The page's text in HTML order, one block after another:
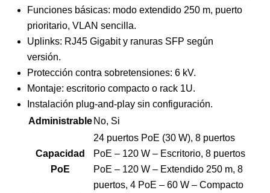
Funciones básicas: modo extendido 250 m, puerto
prioritario, VLAN sencilla.
Uplinks: RJ45 Gigabit y ranuras SFP según
versión.
Protección contra sobretensiones: 6 kV.
Montaje: escritorio compacto o rack 1U.
Instalación plug-and-play sin configuración.
Administrable No, Si
Capacidad
PoE
24 puertos PoE (30 W), 8 puertos
PoE – 120 W – Escritorio, 8 puertos
PoE – 120 W – Extendido 250 m, 8
puertos, 4 PoE – 60 W – Compacto